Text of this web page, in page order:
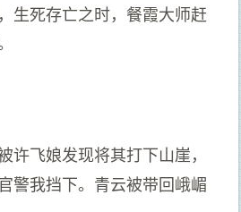
生死存亡之时，餐霞大师赶
飞娘发现将其打下山崖，
警我挡下。青云被带回峨嵋